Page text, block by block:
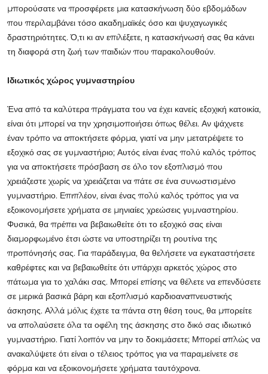
μπορούσατε να προσφέρετε μια κατασκήνωση δύο εβδομάδων
που περιλαμβάνει τόσο ακαδημαϊκές όσο και ψυχαγωγικές
δραστηριότητες. Ό,τι κι αν επιλέξετε, η κατασκήνωσή σας θα κάνει
τη διαφορά στη ζωή των παιδιών που παρακολουθούν.
Ιδιωτικός χώρος γυμναστηρίου
Ένα από τα καλύτερα πράγματα του να έχει κανείς εξοχική κατοικία,
είναι ότι μπορεί να την χρησιμοποιήσει όπως θέλει. Αν ψάχνετε
έναν τρόπο να αποκτήσετε φόρμα, γιατί να μην μετατρέψετε το
εξοχικό σας σε γυμναστήριο; Αυτός είναι ένας πολύ καλός τρόπος
για να αποκτήσετε πρόσβαση σε όλο τον εξοπλισμό που
χρειάζεστε χωρίς να χρειάζεται να πάτε σε ένα συνωστισμένο
γυμναστήριο. Επιπλέον, είναι ένας πολύ καλός τρόπος για να
εξοικονομήσετε χρήματα σε μηνιαίες χρεώσεις γυμναστηρίου.
Φυσικά, θα πρέπει να βεβαιωθείτε ότι το εξοχικό σας είναι
διαμορφωμένο έτσι ώστε να υποστηρίζει τη ρουτίνα της
προπόνησής σας. Για παράδειγμα, θα θελήσετε να εγκαταστήσετε
καθρέφτες και να βεβαιωθείτε ότι υπάρχει αρκετός χώρος στο
πάτωμα για το χαλάκι σας. Μπορεί επίσης να θέλετε να επενδύσετε
σε μερικά βασικά βάρη και εξοπλισμό καρδιοαναπνευστικής
άσκησης. Αλλά μόλις έχετε τα πάντα στη θέση τους, θα μπορείτε
να απολαύσετε όλα τα οφέλη της άσκησης στο δικό σας ιδιωτικό
γυμναστήριο. Γιατί λοιπόν να μην το δοκιμάσετε; Μπορεί απλώς να
ανακαλύψετε ότι είναι ο τέλειος τρόπος για να παραμείνετε σε
φόρμα και να εξοικονομήσετε χρήματα ταυτόχρονα.